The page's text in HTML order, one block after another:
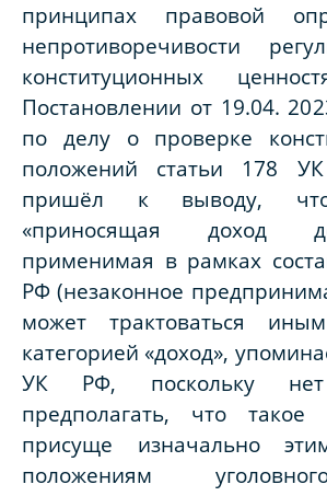
принципах правовой
непротиворечивости
конституционных
Постановлении от 19.04.
по делу о проверке
положений статьи 178
пришёл к выводу, что
«приносящая доход
применимая в рамках
РФ (незаконное
может трактоваться
категорией «доход»,
УК РФ, поскольку нет
предполагать, что такое
присуще изначально
положениям